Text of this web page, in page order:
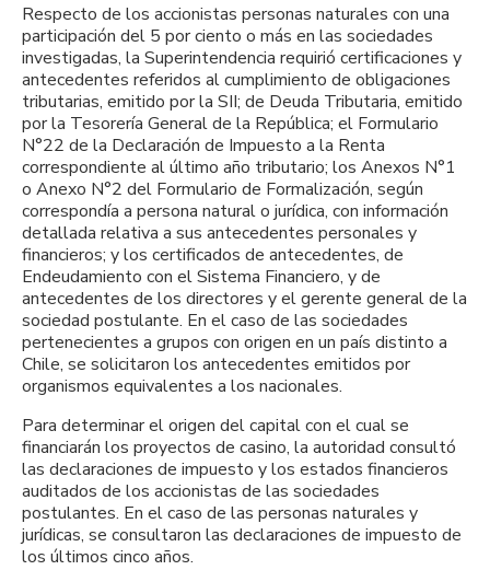
Respecto de los accionistas personas naturales con una
participación del 5 por ciento o más en las sociedades
investigadas, la Superintendencia requirió certificaciones y
antecedentes referidos al cumplimiento de obligaciones
tributarias, emitido por la SII; de Deuda Tributaria, emitido
por la Tesorería General de la República; el Formulario
N°22 de la Declaración de Impuesto a la Renta
correspondiente al último año tributario; los Anexos N°1
o Anexo N°2 del Formulario de Formalización, según
correspondía a persona natural o jurídica, con información
detallada relativa a sus antecedentes personales y
financieros; y los certificados de antecedentes, de
Endeudamiento con el Sistema Financiero, y de
antecedentes de los directores y el gerente general de la
sociedad postulante. En el caso de las sociedades
pertenecientes a grupos con origen en un país distinto a
Chile, se solicitaron los antecedentes emitidos por
organismos equivalentes a los nacionales.
Para determinar el origen del capital con el cual se
financiarán los proyectos de casino, la autoridad consultó
las declaraciones de impuesto y los estados financieros
auditados de los accionistas de las sociedades
postulantes. En el caso de las personas naturales y
jurídicas, se consultaron las declaraciones de impuesto de
los últimos cinco años.